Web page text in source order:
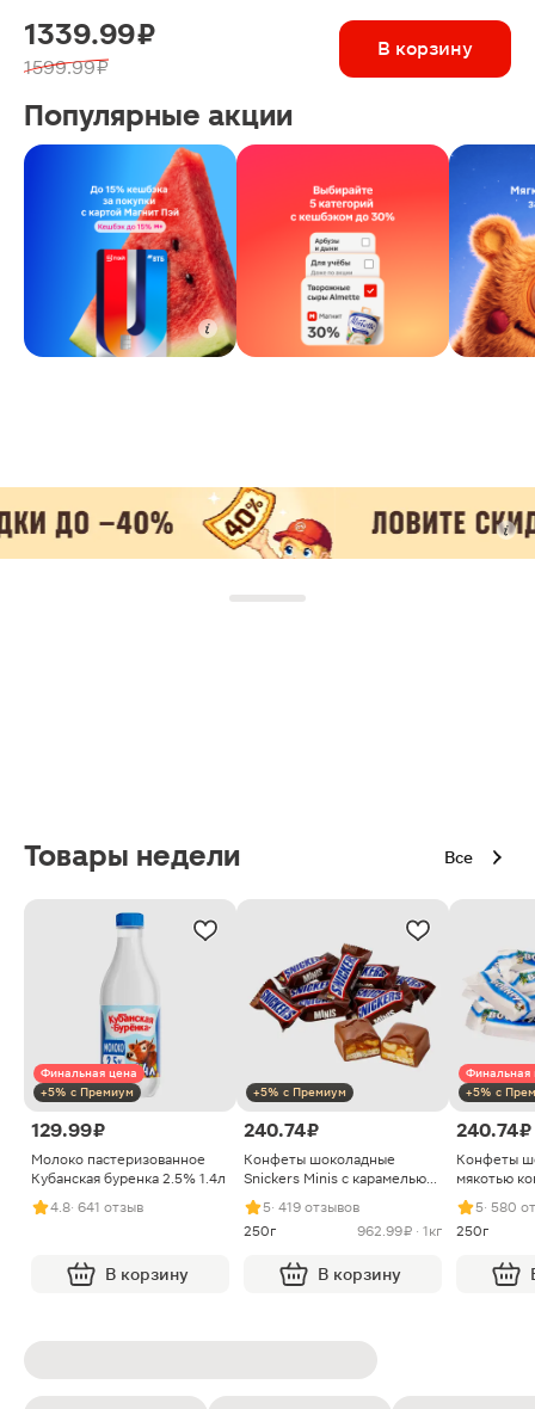
1339.99 ₽
1599.99 ₽
В корзину
Популярные акции
Товары недели Все
Финальная цена
+5% с Премиум
129.99 ₽
Молоко пастеризованное
Кубанская буренка 2.5% 1.4л
4.8· 641 отзыв
В корзину
+5% с Премиум
240.74 ₽
Конфеты шоколадные
Snickers Minis с карамелью
арахисом и нугой
5· 419 отзывов
250г
962.99 ₽ · 1кг
В корзину
Финальная
+5% с
240.74 ₽
Конфеты
мякотью
5· 580
250г